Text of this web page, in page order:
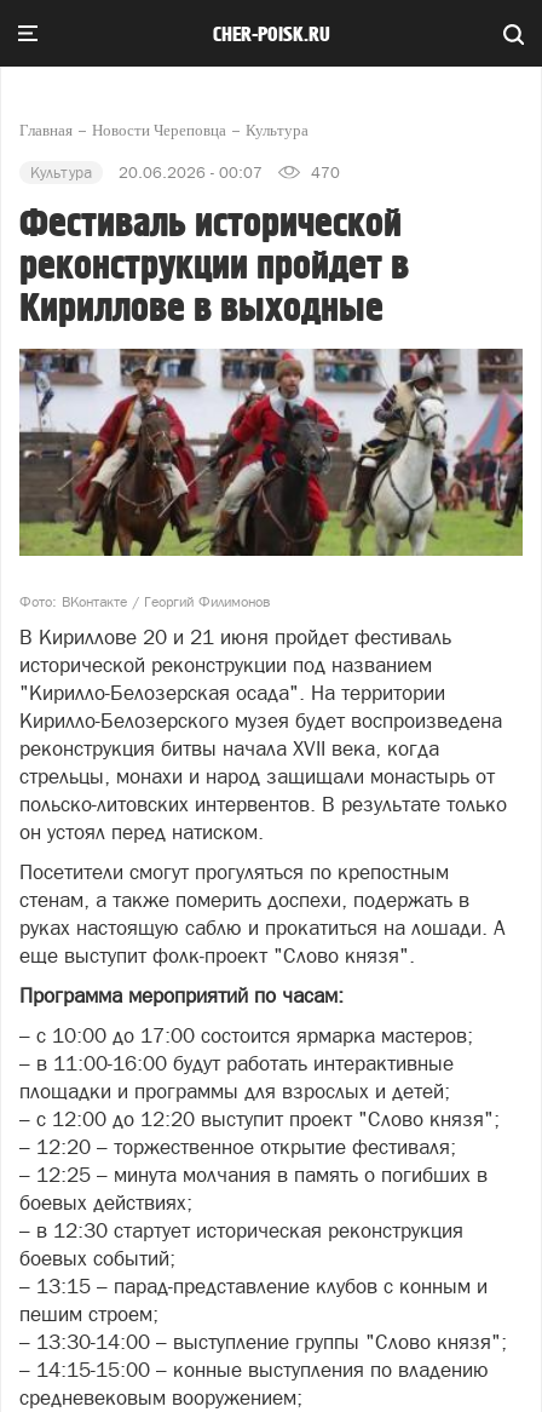
CHER-POISK.RU
Главная Новости Череповца Культура
Культура 20.06.2026 - 00:07 470
Фестиваль исторической
реконструкции пройдет в
Кириллове в выходные
Фото: ВКонтакте / Георгий Филимонов
В Кириллове 20 и 21 июня пройдет фестиваль
исторической реконструкции под названием
"Кирилло-Белозерская осада". На территории
Кирилло-Белозерского музея будет воспроизведена
реконструкция битвы начала XVII века, когда
стрельцы, монахи и народ защищали монастырь от
польско-литовских интервентов. В результате только
он устоял перед натиском.
Посетители смогут прогуляться по крепостным
стенам, а также померить доспехи, подержать в
руках настоящую саблю и прокатиться на лошади. А
еще выступит фолк‑проект "Слово князя".
Программа мероприятий по часам:
– с 10:00 до 17:00 состоится ярмарка мастеров;
– в 11:00-16:00 будут работать интерактивные
площадки и программы для взрослых и детей;
– с 12:00 до 12:20 выступит проект "Слово князя";
– 12:20 – торжественное открытие фестиваля;
– 12:25 – минута молчания в память о погибших в
боевых действиях;
– в 12:30 стартует историческая реконструкция
боевых событий;
– 13:15 – парад-представление клубов с конным и
пешим строем;
– 13:30-14:00 – выступление группы "Слово князя";
– 14:15-15:00 – конные выступления по владению
средневековым вооружением;